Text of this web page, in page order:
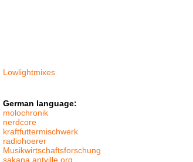
Lowlightmixes
German language:
molochronik
nerdcore
kraftfuttermischwerk
radiohoerer
Musikwirtschaftsforschung
sakana.antville.org